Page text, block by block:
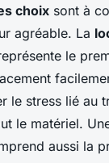
choix sont à
agréable. La
le
le stress lié au
le matériel.
aussi la